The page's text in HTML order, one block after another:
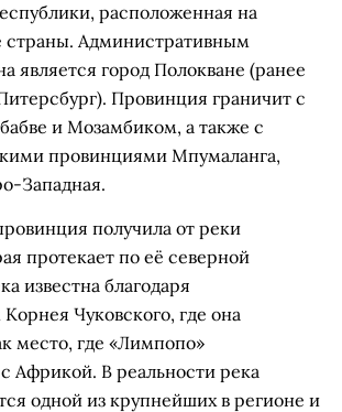
расположенная на
страны. Административным
является город Полокване (ранее
Провинция граничит с
и Мозамбиком, а также с
провинциями Мпумаланга,
Западная.
получила от реки
протекает по её северной
известна благодаря
Чуковского, где она
место, где «Лимпопо»
Африкой. В реальности река
одной из крупнейших в регионе и